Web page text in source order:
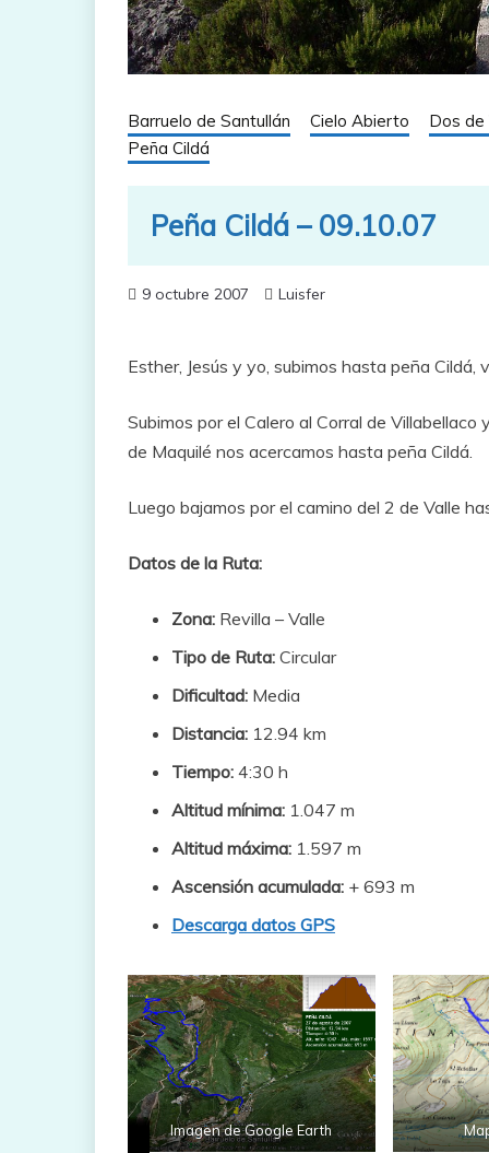
Barruelo de Santullán Cielo Abierto Dos de
Peña Cildá
Peña Cildá – 09.10.07
9 octubre 2007 Luisfer
Esther, Jesús y yo, subimos hasta peña
Subimos por el Calero al Corral de
de Maquilé nos acercamos hasta peña Cildá.
Luego bajamos por el camino del 2 de Valle
Datos de la Ruta:
Zona: Revilla – Valle
Tipo de Ruta: Circular
Dificultad: Media
Distancia: 12.94 km
Tiempo: 4:30 h
Altitud mínima: 1.047 m
Altitud máxima: 1.597 m
Ascensión acumulada: + 693 m
Descarga datos GPS
Imagen de Google Earth